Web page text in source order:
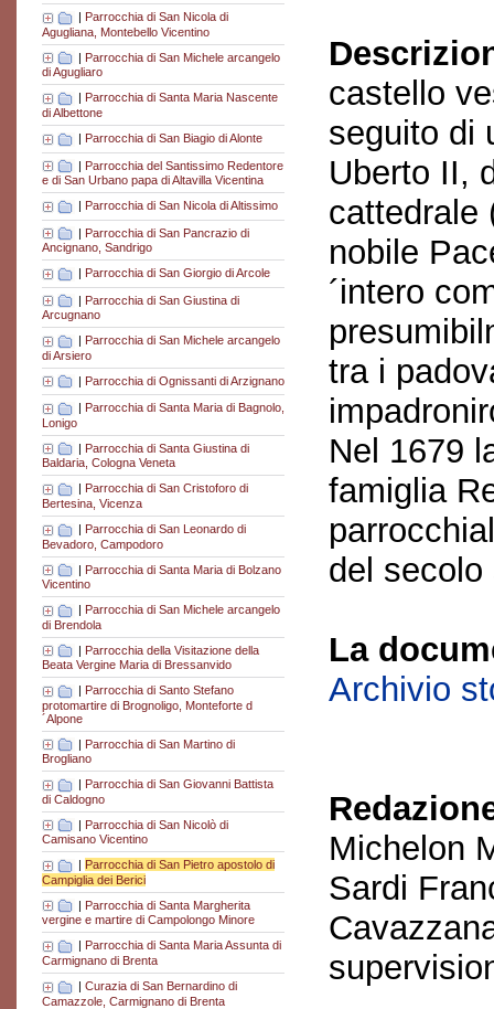
Parrocchia di San Nicola di
Agugliana, Montebello Vicentino
| Parrocchia di San Michele arcangelo
di Agugliaro
Parrocchia di Santa Maria Nascente
di Albettone
| Parrocchia di San Biagio di Alonte
| Parrocchia del Santissimo Redentore
e di San Urbano papa di Altavilla Vicentina
| Parrocchia di San Nicola di Altissimo
| Parrocchia di San Pancrazio di
Ancignano, Sandrigo
| Parrocchia di San Giorgio di Arcole
| Parrocchia di San Giustina di
Arcugnano
Parrocchia di San Michele arcangelo
di Arsiero
| Parrocchia di Ognissanti di Arzignano
Parrocchia di Santa Maria di Bagnolo,
Lonigo
| Parrocchia di Santa Giustina di
Baldaria, Cologna Veneta
Parrocchia di San Cristoforo di
Bertesina, Vicenza
| Parrocchia di San Leonardo di
Bevadoro, Campodoro
| Parrocchia di Santa Maria di Bolzano
Vicentino
| Parrocchia di San Michele arcangelo
di Brendola
| Parrocchia della Visitazione della
Beata Vergine Maria di Bressanvido
| Parrocchia di Santo Stefano
protomartire di Brognoligo, Monteforte d
´Alpone
| Parrocchia di San Martino di
Brogliano
Parrocchia di San Giovanni Battista
di Caldogno
| Parrocchia di San Nicolò di
Camisano Vicentino
Parrocchia di San Pietro apostolo di
Campiglia dei Berici
| Parrocchia di Santa Margherita
vergine e martire di Campolongo Minore
Parrocchia di Santa Maria Assunta di
Carmignano di Brenta
| Curazia di San Bernardino di
Camazzole, Carmignano di Brenta
castello
seguito di
Uberto II,
cattedrale
nobile
´intero
tra i
Nel 1679
famiglia
del secolo
La
Archivio
Michelon
Sardi